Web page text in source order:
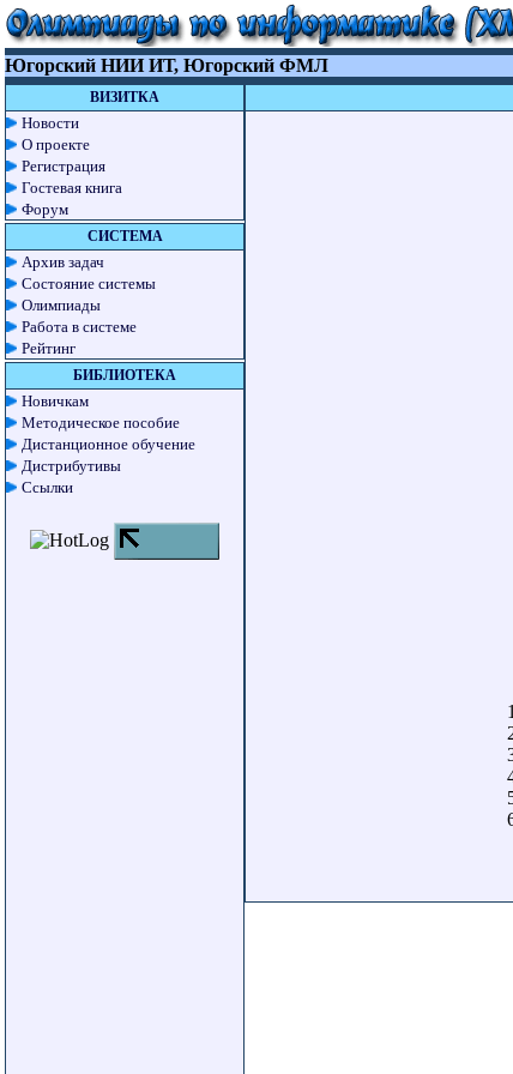
Югорский НИИ ИТ, Югорский ФМЛ
ВИЗИТКА
Новости
О проекте
Регистрация
Гостевая книга
Форум
СИСТЕМА
Архив задач
Состояние системы
Олимпиады
Работа в системе
Рейтинг
БИБЛИОТЕКА
Новичкам
Методическое пособие
Дистанционное обучение
Дистрибутивы
Ссылки